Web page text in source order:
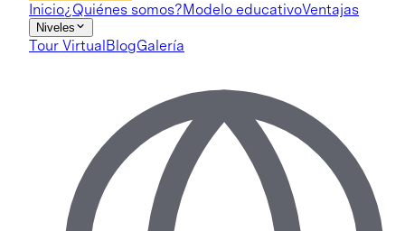
Inicio¿Quiénes somos?Modelo educativoVentajas
Niveles
Tour VirtualBlogGalería